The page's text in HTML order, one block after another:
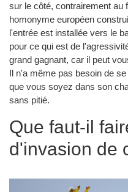
sur le côté, contrairement au
homonyme européen
l'entrée est installée vers le
pour ce qui est de
grand gagnant, car il peut
Il n'a même pas besoin de
que vous soyez dans son
sans pitié.
Que faut-il
d'invasion de